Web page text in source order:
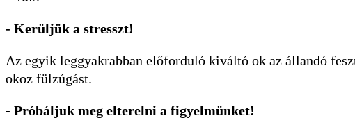
- Kerüljük a stresszt!
Az egyik leggyakrabban előforduló kiváltó ok az állandó
okoz fülzúgást.
- Próbáljuk meg elterelni a figyelmünket!